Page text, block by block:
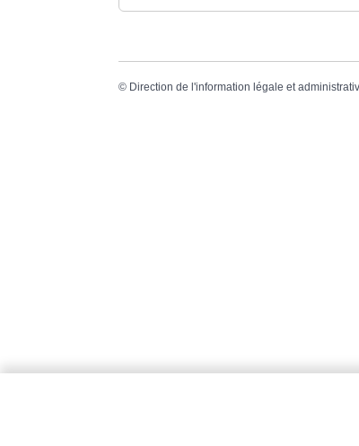
© Direction de l'information légale et